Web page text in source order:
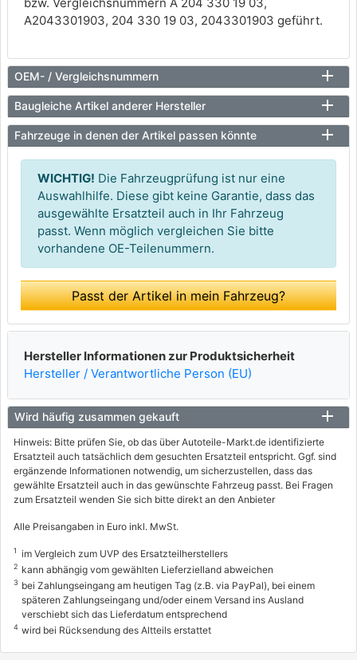
A2043301903, 204 330 19 03, 2043301903 geführt.
OEM- / Vergleichsnummern
Baugleiche Artikel anderer Hersteller
Fahrzeuge in denen der Artikel passen könnte
WICHTIG! Die Fahrzeugprüfung ist nur eine
Auswahlhilfe. Diese gibt keine Garantie, dass das
ausgewählte Ersatzteil auch in Ihr Fahrzeug
passt. Wenn möglich vergleichen Sie bitte
vorhandene OE-Teilenummern.
Passt der Artikel in mein Fahrzeug?
Hersteller Informationen zur Produktsicherheit
Hersteller / Verantwortliche Person (EU)
Wird häufig zusammen gekauft
Hinweis: Bitte prüfen Sie, ob das über Autoteile-Markt.de identifizierte
Ersatzteil auch tatsächlich dem gesuchten Ersatzteil entspricht. Ggf. sind
ergänzende Informationen notwendig, um sicherzustellen, dass das
gewählte Ersatzteil auch in das gewünschte Fahrzeug passt. Bei Fragen
zum Ersatzteil wenden Sie sich bitte direkt an den Anbieter
Alle Preisangaben in Euro inkl. MwSt.
1 im Vergleich zum UVP des Ersatzteilherstellers
2 kann abhängig vom gewählten Lieferzielland abweichen
3 bei Zahlungseingang am heutigen Tag (z.B. via PayPal), bei einem
späteren Zahlungseingang und/oder einem Versand ins Ausland
verschiebt sich das Lieferdatum entsprechend
4 wird bei Rücksendung des Altteils erstattet